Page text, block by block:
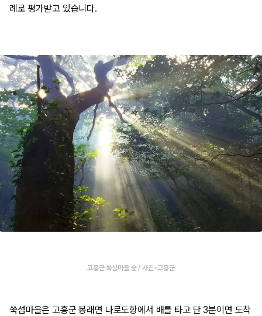
례로 평가받고 있습니다.
고흥군 쑥섬마을 숲 / 사진=고흥군
쑥섬마을은 고흥군 봉래면 나로도항에서 배를 타고 단 3분이면 도착